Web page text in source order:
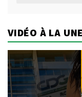
VIDÉO À LA UNE